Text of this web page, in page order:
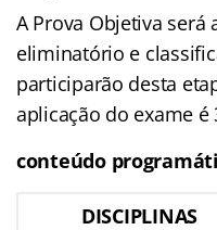
A Prova Objetiva será
eliminatório e
participarão desta
aplicação do exame
conteúdo
DISCIPLINAS